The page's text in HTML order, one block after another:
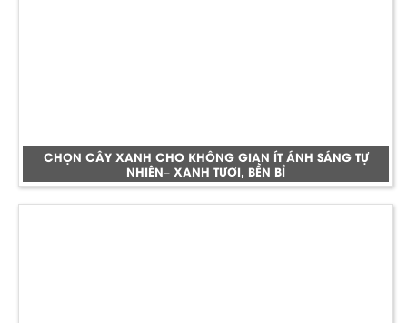
CHỌN CÂY XANH CHO KHÔNG GIAN ÍT ÁNH SÁNG TỰ
NHIÊN– XANH TƯƠI, BỀN BỈ